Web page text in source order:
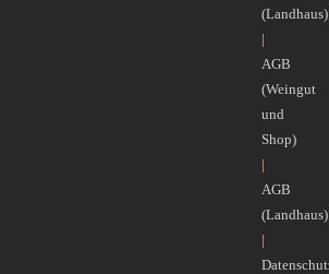
(Landhaus)
|
AGB
(Weingut
und
Shop)
|
AGB
(Landhaus)
|